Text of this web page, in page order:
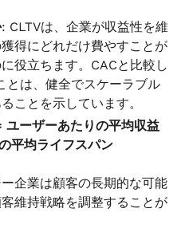
: CLTVは、企業が収益性を維
得にどれだけ費やすことが
役立ちます。CACと比較し
とは、健全でスケーラブル
ことを示しています。
ユーザーあたりの平均収益
平均ライフスパン
企業は顧客の長期的な可能
維持戦略を調整することが